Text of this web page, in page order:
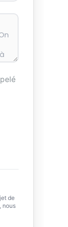
de
nous